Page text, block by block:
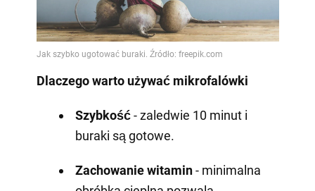
Dlaczego warto używać mikrofalówki
Szybkość- zaledwie 10 minut i
buraki są gotowe.
Zachowanie witamin- minimalna